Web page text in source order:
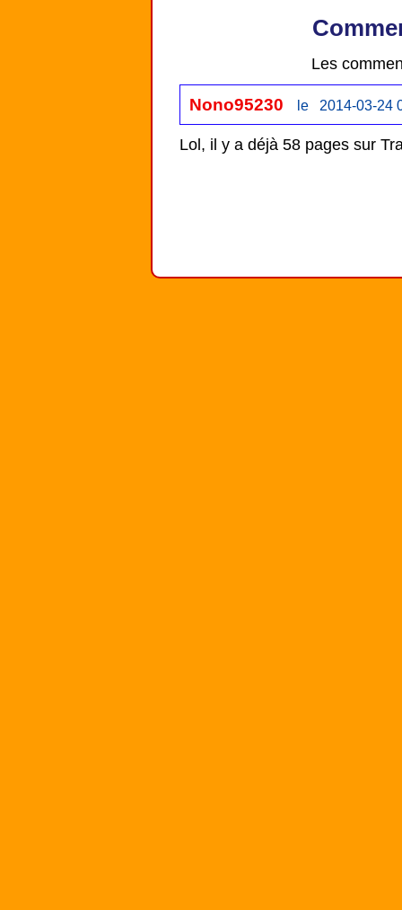
Les
Nono95230 le 2014-03-24
Lol, il y a déjà 58 pages sur